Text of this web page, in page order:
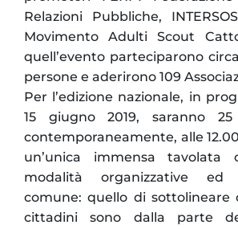
Relazioni Pubbliche,
Movimento Adulti Scout
quell’evento parteciparono
persone e aderirono 109
Per l’edizione nazionale, in
15 giugno 2019, saranno
contemporaneamente, alle
un’unica immensa tavolata
modalità organizzative
comune: quello di
cittadini sono dalla parte